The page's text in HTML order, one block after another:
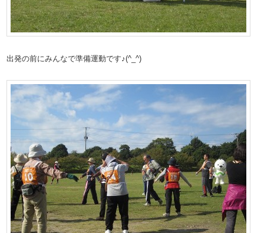
出発の前にみんなで準備運動です♪(^_^)